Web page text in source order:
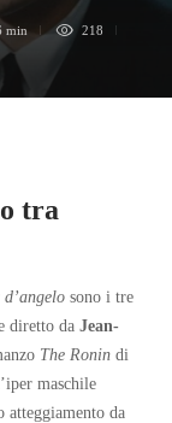
min 218
tra
sono i tre
diretto da Jean-
The Ronin di
maschile
da